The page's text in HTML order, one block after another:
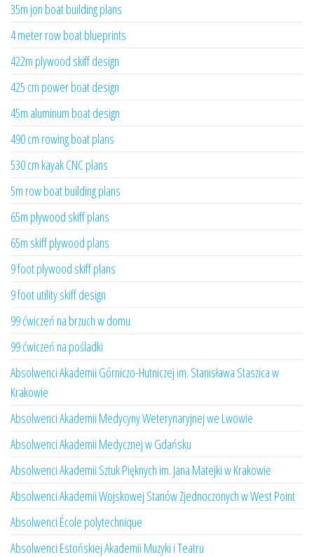
35m jon boat building plans
4 meter row boat blueprints
422m plywood skiff design
425 cm power boat design
45m aluminum boat design
490 cm rowing boat plans
530 cm kayak CNC plans
5m row boat building plans
65m plywood skiff plans
65m skiff plywood plans
9 foot plywood skiff plans
9 foot utility skiff design
99 ćwiczeń na brzuch w domu
99 ćwiczeń na pośladki
Absolwenci Akademii Górniczo-Hutniczej im. Stanisława Staszica w
Krakowie
Absolwenci Akademii Medycyny Weterynaryjnej we Lwowie
Absolwenci Akademii Medycznej w Gdańsku
Absolwenci Akademii Sztuk Pięknych im. Jana Matejki w Krakowie
Absolwenci Akademii Wojskowej Stanów Zjednoczonych w West Point
Absolwenci École polytechnique
Absolwenci Estońskiej Akademii Muzyki i Teatru